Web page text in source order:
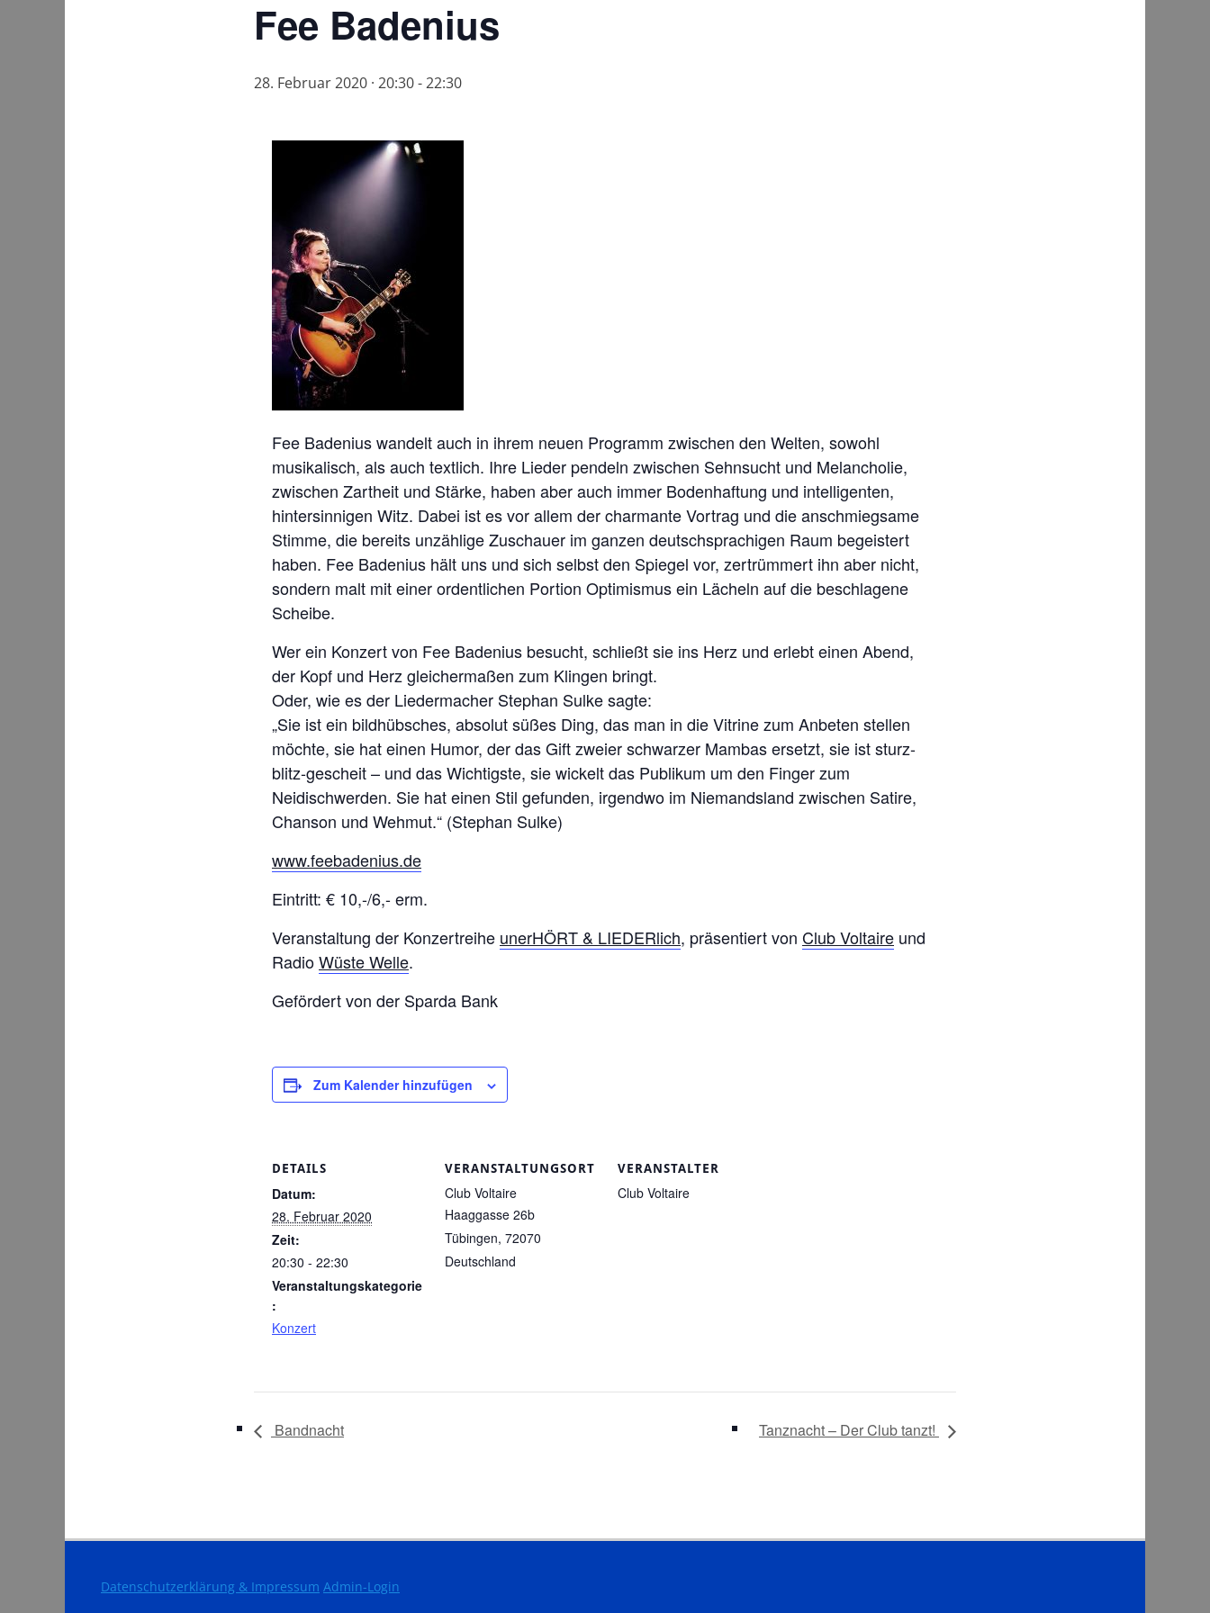
Fee Badenius
28. Februar 2020 · 20:30-22:30
Fee Badenius wandelt auch in ihrem neuen Programm zwischen den Welten, sowohl
musikalisch, als auch textlich. Ihre Lieder pendeln zwischen Sehnsucht und Melancholie,
zwischen Zartheit und Stärke, haben aber auch immer Bodenhaftung und intelligenten,
hintersinnigen Witz. Dabei ist es vor allem der charmante Vortrag und die anschmiegsame
Stimme, die bereits unzählige Zuschauer im ganzen deutschsprachigen Raum begeistert
haben. Fee Badenius hält uns und sich selbst den Spiegel vor, zertrümmert ihn aber nicht,
sondern malt mit einer ordentlichen Portion Optimismus ein Lächeln auf die beschlagene
Scheibe.
Wer ein Konzert von Fee Badenius besucht, schließt sie ins Herz und erlebt einen Abend,
der Kopf und Herz gleichermaßen zum Klingen bringt.
Oder, wie es der Liedermacher Stephan Sulke sagte:
„Sie ist ein bildhübsches, absolut süßes Ding, das man in die Vitrine zum Anbeten stellen
möchte, sie hat einen Humor, der das Gift zweier schwarzer Mambas ersetzt, sie ist sturz-
blitz-gescheit – und das Wichtigste, sie wickelt das Publikum um den Finger zum
Neidischwerden. Sie hat einen Stil gefunden, irgendwo im Niemandsland zwischen Satire,
Chanson und Wehmut.“ (Stephan Sulke)
www.feebadenius.de
Eintritt: € 10,-/6,- erm.
Veranstaltung der Konzertreihe unerHÖRT & LIEDERlich, präsentiert von Club Voltaire und
RadioWüste Welle.
Gefördert von der Sparda Bank
Zum Kalender hinzufügen
DETAILS
Datum:
28. Februar 2020
Zeit:
20:30 - 22:30
Veranstaltungskategorie
:
Konzert
VERANSTALTUNGSORT
Club Voltaire
Haaggasse 26b
Tübingen, 72070
Deutschland
VERANSTALTER
Club Voltaire
Bandnacht Tanznacht – Der Club tanzt!
Datenschutzerklärung & Impressum Admin-Login